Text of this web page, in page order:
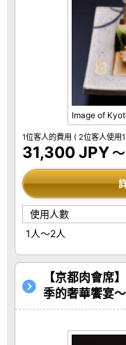
Image of
1位客人的費用 ( 2位客人使用
31,300 JPY～
使用人數
1人～2人
【京都肉會席
季的奢華饗宴～